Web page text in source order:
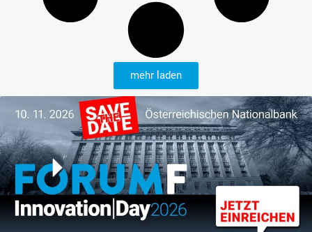
mehr laden